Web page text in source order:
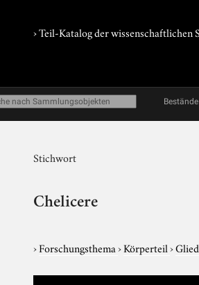
› Teil-Katalog der wissenschaftlichen
Bestände
Stichwort
Chelicere
›Forschungsthema›Körperteil›